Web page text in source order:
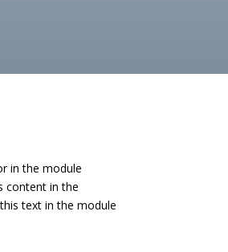
in the module
content in the
text in the module